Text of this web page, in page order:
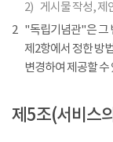
2) 게시물 작성, 제
2 "독립기념관"은 그
제2항에서 정한 방
변경하여 제공할 수
제5조(서비스